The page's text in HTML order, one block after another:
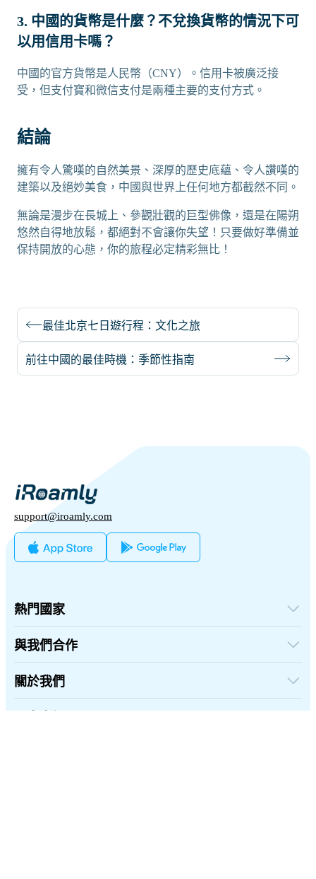
3. 中國的貨幣是什麼？不兌換貨幣的情況下可
以用信用卡嗎？
中國的官方貨幣是人民幣（CNY）。信用卡被廣泛接
受，但支付寶和微信支付是兩種主要的支付方式。
結論
擁有令人驚嘆的自然美景、深厚的歷史底蘊、令人讚嘆的
建築以及絕妙美食，中國與世界上任何地方都截然不同。
無論是漫步在長城上、參觀壯觀的巨型佛像，還是在陽朔
悠然自得地放鬆，都絕對不會讓你失望！只要做好準備並
保持開放的心態，你的旅程必定精彩無比！
最佳北京七日遊行程：文化之旅
前往中國的最佳時機：季節性指南
support@iroamly.com
熱門國家
美國
英國
土耳其
泰國
日本
義大利
與我們合作
批發平台
推薦及賺取
聯盟計劃
關於我們
關於iRoamly
聯絡我們